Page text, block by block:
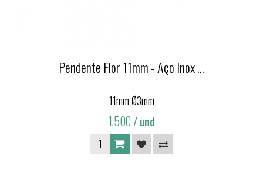
Pendente Flor 11mm - Aço Inox ...
11mm Ø3mm
1,50€/ und